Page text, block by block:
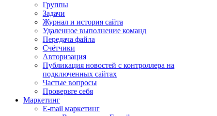
Группы
Задачи
Журнал и история сайта
Удаленное выполнение команд
Передача файла
Счётчики
Авторизация
Публикация новостей с контроллера на
подключенных сайтах
Частые вопросы
Проверьте себя
Маркетинг
E-mail маркетинг